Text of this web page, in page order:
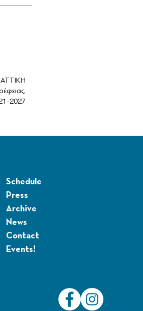
2027
Schedule
Press
Archive
News
Contact
Events!